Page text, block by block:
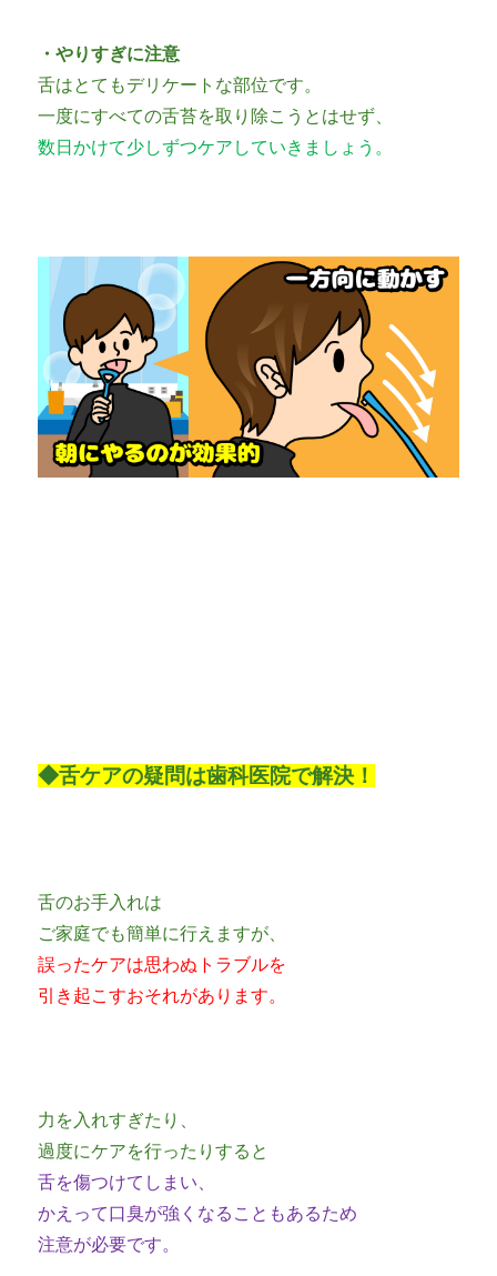
・やりすぎに注意
舌はとてもデリケートな部位です。
一度にすべての舌苔を取り除こうとはせず、
数日かけて少しずつケアしていきましょう。
◆舌ケアの疑問は歯科医院で解決！
舌のお手入れは
ご家庭でも簡単に行えますが、
誤ったケアは思わぬトラブルを
引き起こすおそれがあります。
力を入れすぎたり、
過度にケアを行ったりすると
舌を傷つけてしまい、
かえって口臭が強くなることもあるため
注意が必要です。